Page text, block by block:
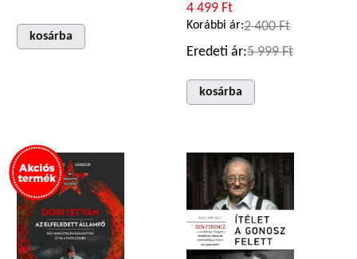
kosárba
4 499 Ft
Korábbi ár:2 400 Ft
Eredeti ár:5 999 Ft
kosárba